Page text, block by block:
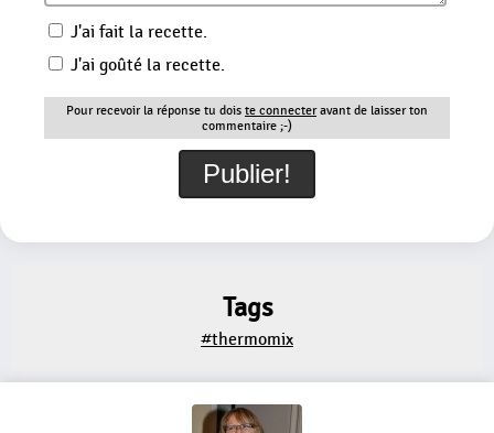
J'ai fait la recette.
J'ai goûté la recette.
Pour recevoir la réponse tu dois te connecteravant de laisser ton
commentaire ;-)
Tags
#thermomix